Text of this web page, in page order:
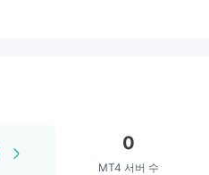
0
MT4 서버 수